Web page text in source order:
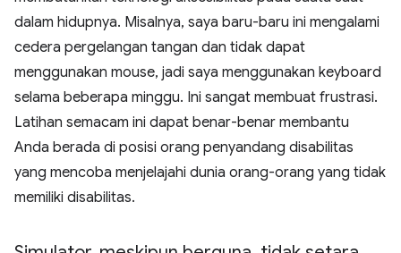
dalam hidupnya. Misalnya, saya baru-baru ini mengalami
cedera pergelangan tangan dan tidak dapat
menggunakan mouse, jadi saya menggunakan keyboard
selama beberapa minggu. Ini sangat membuat frustrasi.
Latihan semacam ini dapat benar-benar membantu
Anda berada di posisi orang penyandang disabilitas
yang mencoba menjelajahi dunia orang-orang yang tidak
memiliki disabilitas.